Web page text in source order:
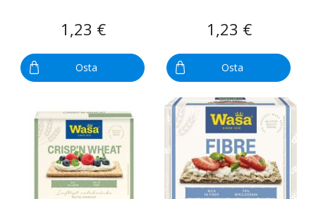
1,23 €
Osta
1,23 €
Osta